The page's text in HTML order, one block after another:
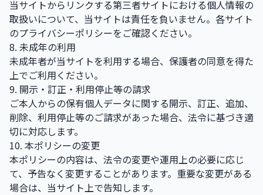
当サイトからリンクする第三者サイトにおける個人情報の
取扱いについて、当サイトは責任を負いません。各サイト
のプライバシーポリシーをご確認ください。
8. 未成年の利用
未成年者が当サイトを利用する場合、保護者の同意を得た
上でご利用ください。
9. 開示・訂正・利用停止等の請求
ご本人からの保有個人データに関する開示、訂正、追加、
削除、利用停止等のご請求があった場合、法令に基づき適
切に対応します。
10. 本ポリシーの変更
本ポリシーの内容は、法令の変更や運用上の必要に応じ
て、予告なく変更することがあります。重要な変更がある
場合は、当サイト上で告知します。